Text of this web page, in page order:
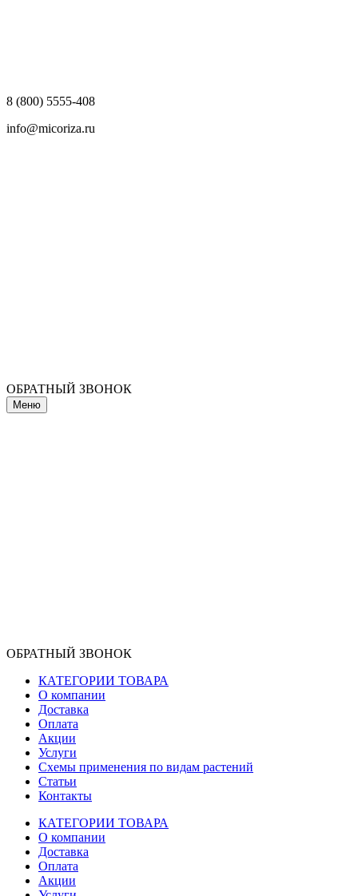
8 (800) 5555-408
info@micoriza.ru
ОБРАТНЫЙ ЗВОНОК
Меню
ОБРАТНЫЙ ЗВОНОК
КАТЕГОРИИ ТОВАРА
О компании
Доставка
Оплата
Акции
Услуги
Схемы применения по видам растений
Статьи
Контакты
КАТЕГОРИИ ТОВАРА
О компании
Доставка
Оплата
Акции